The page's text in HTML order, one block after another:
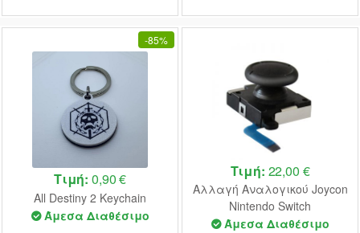
-85%
Τιμή: 0,90 €
All Destiny 2 Keychain
Άμεσα Διαθέσιμο
Τιμή: 22,00 €
Αλλαγή Αναλογικού Joycon
Nintendo Switch
Άμεσα Διαθέσιμο